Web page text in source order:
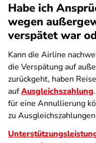
Habe ich
wegen
verspätet war
Kann die Airline
die Verspätung auf
zurückgeht, haben
aufAusgleichszahlung
für eine Annullierung
zu